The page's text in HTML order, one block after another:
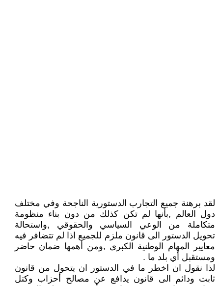
لقد برهنة جميع التجارب الدستورية الناجحة وفي مختلف
دول العالم ,بأنها لم تكن كذلك من دون بناء منظومة
متكاملة من الوعي السياسي والحقوقي ,واستحالة
تحويل الدستور الى قانون ملزم للجميع اذا لم تتضافر فيه
معايير المهام الوطنية الكبرى ,ومن أهمها ضمان حاضر
ومستقبل أي بلد ما .
لذا نقول ان اخطر ما في الدستور ان يتحول من قانون
ثابت ودائم الى قانون يدافع عن مصالح أحزاب وكتل